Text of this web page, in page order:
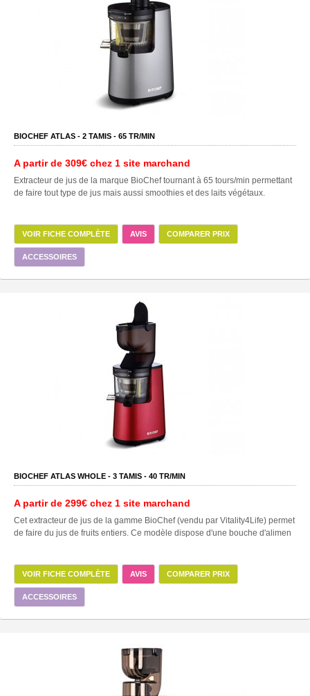
BIOCHEF ATLAS - 2 TAMIS - 65 TR/MIN
A partir de 309€ chez 1 site marchand
Extracteur de jus de la marque BioChef tournant à 65 tours/min permettant
de faire tout type de jus mais aussi smoothies et des laits végétaux.
VOIR FICHE COMPLÈTE AVIS COMPARER PRIX
ACCESSOIRES
BIOCHEF ATLAS WHOLE - 3 TAMIS - 40 TR/MIN
A partir de 299€ chez 1 site marchand
Cet extracteur de jus de la gamme BioChef (vendu par Vitality4Life) permet
de faire du jus de fruits entiers. Ce modèle dispose d'une bouche d'alimen
VOIR FICHE COMPLÈTE AVIS COMPARER PRIX
ACCESSOIRES